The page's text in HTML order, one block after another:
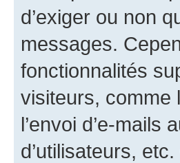
d’exiger ou non
messages.
fonctionnalités
visiteurs, comme
l’envoi d’e-mails
d’utilisateurs,